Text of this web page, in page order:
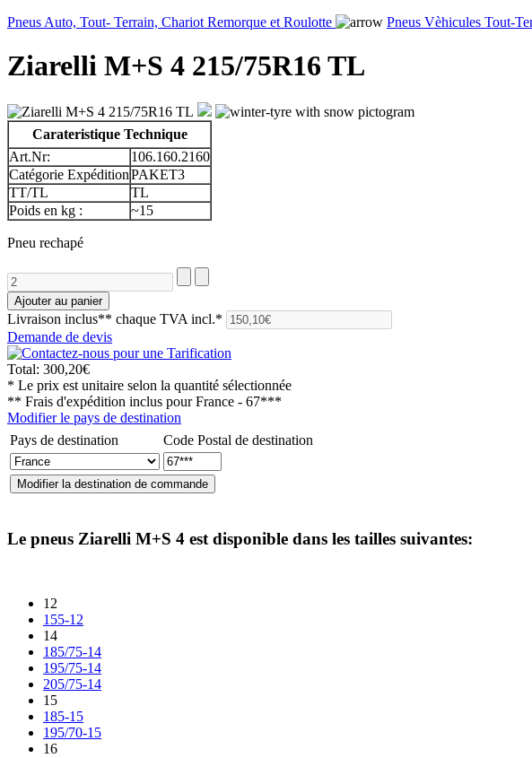
Pneus Auto, Tout- Terrain, Chariot Remorque et Roulotte
Pneus Vèhicules Tout-
Ziarelli M+S 4 215/75R16 TL
Carateristique Technique
Art.Nr:
106.160.2160
Catégorie ExpéditionPAKET3
TT/TL
TL
Poids en kg :
~15
Pneu rechapé
Livraison inclus** chaque TVA incl.*
Demande de devis
Total: 300,20€
* Le prix est unitaire selon la quantité sélectionnée
** Frais d'expédition inclus pourFrance - 67***
Modifier le pays de destination
Pays de destination
Code Postal de destination
Le pneus Ziarelli M+S 4 est disponible dans les tailles suivantes:
12
155-12
14
185/75-14
195/75-14
205/75-14
15
185-15
195/70-15
16